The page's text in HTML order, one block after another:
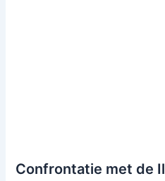
Confrontatie met de